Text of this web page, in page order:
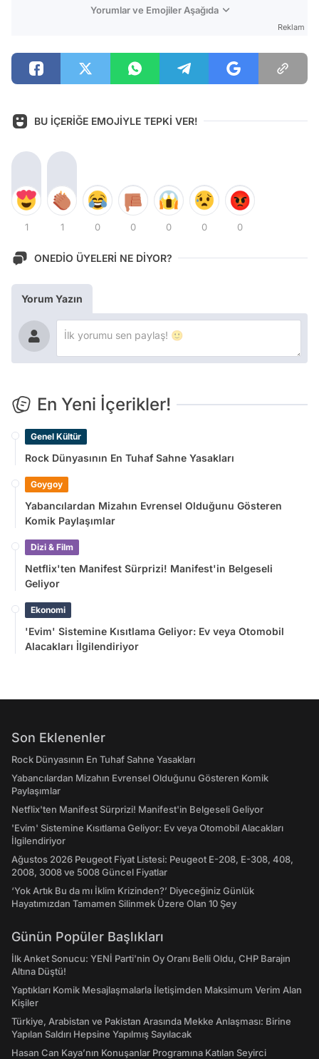
Yorumlar ve Emojiler Aşağıda
Reklam
BU İÇERİĞE EMOJİYLE TEPKİ VER!
1 1 0 0 0 0 0
ONEDİO ÜYELERİ NE DİYOR?
Yorum Yazın
En Yeni İçerikler!
Genel Kültür
Rock Dünyasının En Tuhaf Sahne Yasakları
Goygoy
Yabancılardan Mizahın Evrensel Olduğunu Gösteren
Komik Paylaşımlar
Dizi & Film
Netflix'ten Manifest Sürprizi! Manifest'in Belgeseli
Geliyor
Ekonomi
'Evim' Sistemine Kısıtlama Geliyor: Ev veya Otomobil
Alacakları İlgilendiriyor
Son Eklenenler
Rock Dünyasının En Tuhaf Sahne Yasakları
Yabancılardan Mizahın Evrensel Olduğunu Gösteren Komik
Paylaşımlar
Netflix'ten Manifest Sürprizi! Manifest'in Belgeseli Geliyor
'Evim' Sistemine Kısıtlama Geliyor: Ev veya Otomobil Alacakları
İlgilendiriyor
Ağustos 2026 Peugeot Fiyat Listesi: Peugeot E-208, E-308, 408,
2008, 3008 ve 5008 Güncel Fiyatlar
‘Yok Artık Bu da mı İklim Krizinden?’ Diyeceğiniz Günlük
Hayatımızdan Tamamen Silinmek Üzere Olan 10 Şey
Günün Popüler Başlıkları
İlk Anket Sonucu: YENİ Parti'nin Oy Oranı Belli Oldu, CHP Barajın
Altına Düştü!
Yaptıkları Komik Mesajlaşmalarla İletişimden Maksimum Verim Alan
Kişiler
Türkiye, Arabistan ve Pakistan Arasında Mekke Anlaşması: Birine
Yapılan Saldırı Hepsine Yapılmış Sayılacak
Hasan Can Kaya’nın Konuşanlar Programına Katılan Seyirci